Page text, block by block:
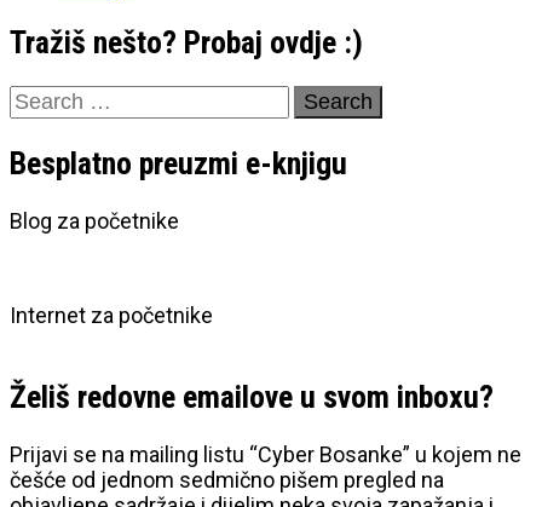
Tražiš nešto? Probaj ovdje :)
Search
for:
Besplatno preuzmi e-knjigu
Blog za početnike
Internet za početnike
Želiš redovne emailove u svom inboxu?
Prijavi se na mailing listu “Cyber Bosanke” u kojem ne
češće od jednom sedmično pišem pregled na